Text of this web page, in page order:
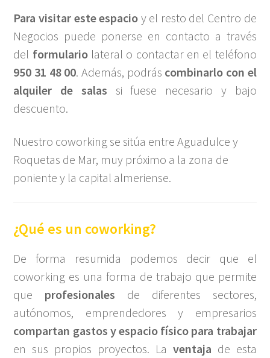
Para visitar este espacio y el resto del Centro de
Negocios puede ponerse en contacto a través
del formulariolateral o contactar en el teléfono
950 31 48 00. Además, podrás combinarlo con el
alquiler de salas si fuese necesario y bajo
descuento.
Nuestro coworking se sitúa entre Aguadulce y
Roquetas de Mar, muy próximo a la zona de
poniente y la capital almeriense.
¿Qué es un coworking?
De forma resumida podemos decir que el
coworking es una forma de trabajo que permite
que profesionales de diferentes sectores,
autónomos, emprendedores y empresarios
compartan gastos y espacio físico para trabajar
en sus propios proyectos. La ventaja de esta